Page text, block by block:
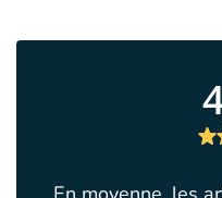
Je réalise aussi des
bain clé en main en
aussi la pose de